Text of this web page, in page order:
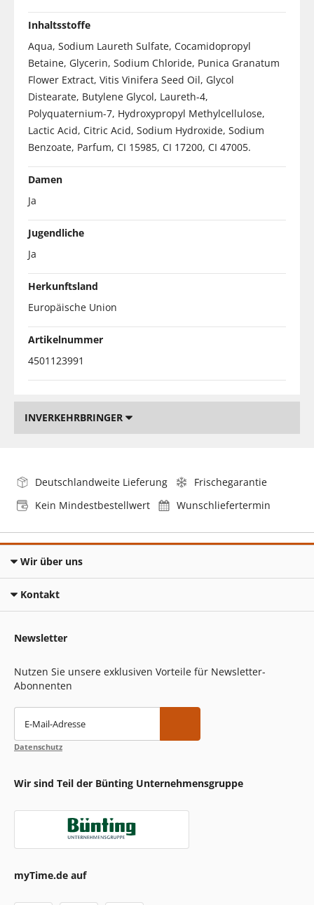
Inhaltsstoffe
Aqua, Sodium Laureth Sulfate, Cocamidopropyl
Betaine, Glycerin, Sodium Chloride, Punica Granatum
Flower Extract, Vitis Vinifera Seed Oil, Glycol
Distearate, Butylene Glycol, Laureth-4,
Polyquaternium-7, Hydroxypropyl Methylcellulose,
Lactic Acid, Citric Acid, Sodium Hydroxide, Sodium
Benzoate, Parfum, CI 15985, CI 17200, CI 47005.
Damen
Ja
Jugendliche
Ja
Herkunftsland
Europäische Union
Artikelnummer
4501123991
INVERKEHRBRINGER
Deutschlandweite Lieferung
Frischegarantie
Kein Mindestbestellwert
Wunschliefertermin
Wir über uns
Kontakt
Newsletter
Nutzen Sie unsere exklusiven Vorteile für Newsletter-
Abonnenten
E-Mail-Adresse
Datenschutz
Wir sind Teil der Bünting Unternehmensgruppe
myTime.de auf